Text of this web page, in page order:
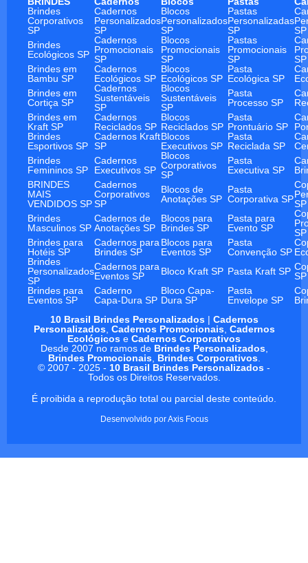
Brindes
Corporativos
SP
Cadernos
Personalizados
SP
Blocos
Personalizados
SP
Pastas
Personalizadas
SP
SP
Brindes
Ecológicos SP
Cadernos
Promocionais
SP
Blocos
Promocionais
SP
Pastas
Promocionais
SP
SP
Brindes em
Bambu SP
Cadernos
Ecológicos SP
Blocos
Ecológicos SP
Pasta
Ecológica SP
Brindes em
Cortiça SP
Cadernos
Sustentáveis
SP
Blocos
Sustentáveis
SP
Pasta
Processo SP
Brindes em
Kraft SP
Cadernos
Reciclados SP
Blocos
Reciclados SP
Pasta
Prontuário SP
Brindes
Esportivos SP
Cadernos Kraft
SP
Blocos
Executivos SP
Pasta
Reciclada SP
Brindes
Femininos SP
Cadernos
Executivos SP
Blocos
Corporativos
SP
Pasta
Executiva SP
BRINDES
MAIS
VENDIDOS SP
Cadernos
Corporativos
SP
Blocos de
Anotações SP
Pasta
Corporativa SPSP
Brindes
Masculinos SP
Cadernos de
Anotações SP
Blocos para
Brindes SP
Pasta para
Evento SP
SP
Brindes para
Hotéis SP
Cadernos para
Brindes SP
Blocos para
Eventos SP
Pasta
Convenção SP
Brindes
Personalizados
SP
Cadernos para
Eventos SP
Bloco Kraft SP Pasta Kraft SP SP
Brindes para
Eventos SP
Caderno
Capa-Dura SP
Bloco Capa-
Dura SP
Pasta
Envelope SP
10 Brasil Brindes Personalizados| Cadernos
Personalizados, Cadernos Promocionais, Cadernos
Ecológicos e Cadernos Corporativos
Desde 2007 no ramos de Brindes Personalizados,
Brindes Promocionais, Brindes Corporativos.
© 2007 - 2025 - 10 Brasil Brindes Personalizados -
Todos os Direitos Reservados.
É proibida a reprodução total ou parcial deste conteúdo.
Desenvolvido porAxis Focus